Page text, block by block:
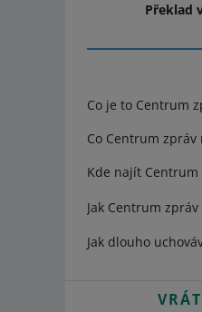
Překlad
Co je to Centrum
Co Centrum zpráv
Kde najít Centrum
Jak Centrum
Jak dlouho